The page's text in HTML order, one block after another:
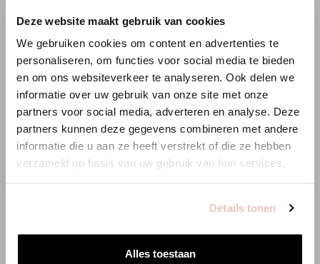
Deze website maakt gebruik van cookies
We gebruiken cookies om content en advertenties te
personaliseren, om functies voor social media te bieden
en om ons websiteverkeer te analyseren. Ook delen we
informatie over uw gebruik van onze site met onze
partners voor social media, adverteren en analyse. Deze
partners kunnen deze gegevens combineren met andere
informatie die u aan ze heeft verstrekt of die ze hebben
verzameld op basis van uw gebruik van hun services.
Details tonen
Alles toestaan
WILLKOMMEN BEI STUDIO
ANNELOES
Es scheint, dass du uns von einem anderen Land aus
Bist du am richtigen Ort?
Zur niederländischen Seite wechseln